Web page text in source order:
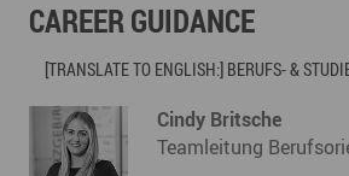
CAREER GUIDANCE
[TRANSLATE TO ENGLISH:] BERUFS- &
Cindy Britsche
Teamleitung